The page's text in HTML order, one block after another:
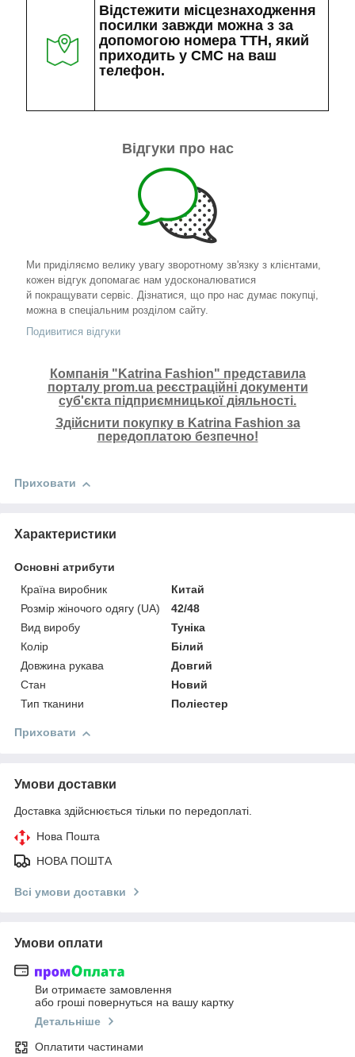
Відстежити місцезнаходження
посилки завжди можна з за
допомогою номера ТТН, який
приходить у СМС на ваш
телефон.
Відгуки про нас
Ми приділяємо велику увагу зворотному зв'язку з клієнтами,
кожен відгук допомагає нам удосконалюватися
й покращувати сервіс. Дізнатися, що про нас думає покупці,
можна в спеціальним розділом сайту.
Подивитися відгуки
Компанія "Katrina Fashion" представила
порталу prom.ua реєстраційні документи
суб'єкта підприємницької діяльності.
Здійснити покупку в Katrina Fashion за
передоплатою безпечно!
Приховати
Характеристики
Основні атрибути
Країна виробник
Китай
Розмір жіночого одягу (UA)
42/48
Вид виробу
Туніка
Колір
Білий
Довжина рукава
Довгий
Стан
Новий
Тип тканини
Поліестер
Приховати
Умови доставки
Доставка здійснюється тільки по передоплаті.
Нова Пошта
НОВА ПОШТА
Всі умови доставки
Умови оплати
Ви отримаєте замовлення
або гроші повернуться на вашу картку
Детальніше
Оплатити частинами